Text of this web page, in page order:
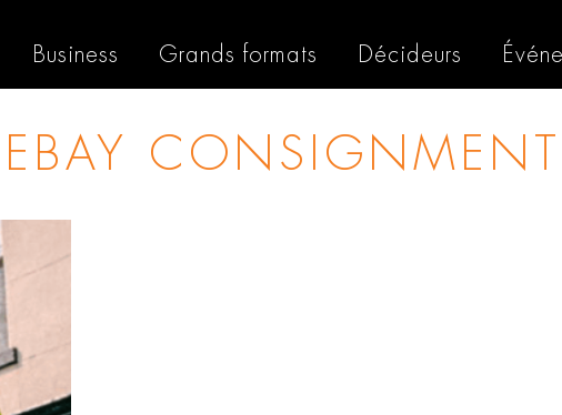
Business Grands formats Décideurs
EBAY CONSIGNMENT